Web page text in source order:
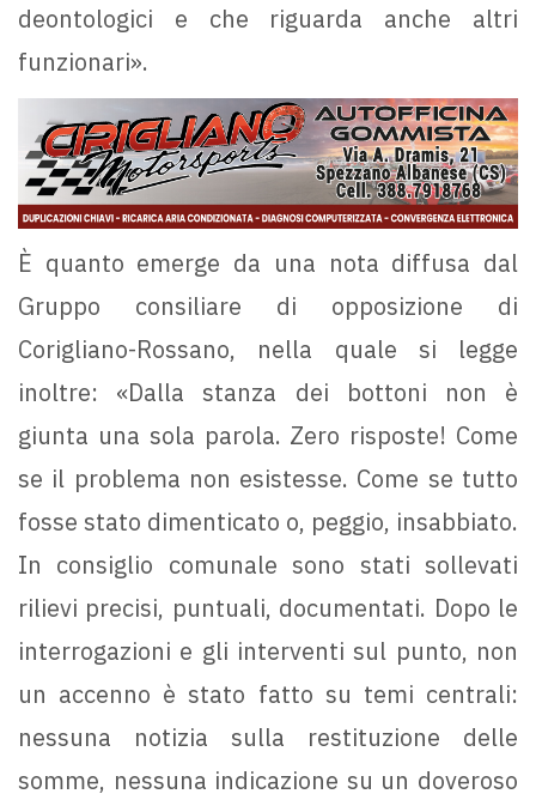
deontologici e che riguarda anche altri
funzionari».
È quanto emerge da una nota diffusa dal
Gruppo consiliare di opposizione di
Corigliano-Rossano, nella quale si legge
inoltre: «Dalla stanza dei bottoni non è
giunta una sola parola. Zero risposte! Come
se il problema non esistesse. Come se tutto
fosse stato dimenticato o, peggio, insabbiato.
In consiglio comunale sono stati sollevati
rilievi precisi, puntuali, documentati. Dopo le
interrogazioni e gli interventi sul punto, non
un accenno è stato fatto su temi centrali:
nessuna notizia sulla restituzione delle
somme, nessuna indicazione su un doveroso